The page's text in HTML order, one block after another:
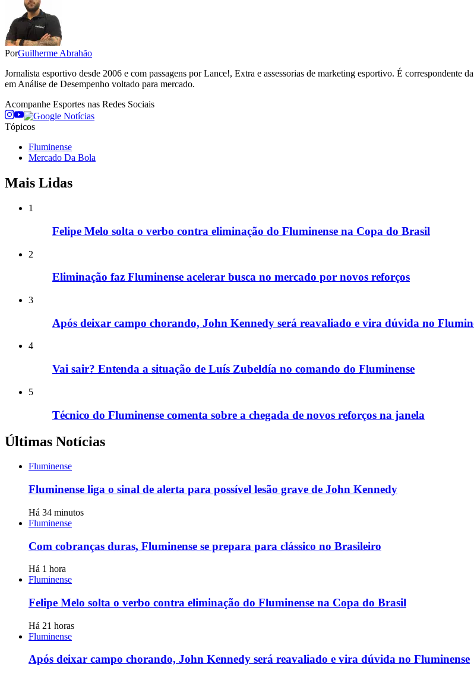
PorGuilherme Abrahão
Jornalista esportivo desde 2006 e com passagens por Lance!, Extra e assessorias de marketing esportivo. É
em Análise de Desempenho voltado para mercado.
Acompanhe Esportes nas Redes Sociais
Tópicos
Fluminense
Mercado Da Bola
Mais Lidas
1
Felipe Melo solta o verbo contra eliminação do Fluminense na Copa do Brasil
2
Eliminação faz Fluminense acelerar busca no mercado por novos reforços
3
Após deixar campo chorando, John Kennedy será reavaliado e vira dúvida no
4
Vai sair? Entenda a situação de Luís Zubeldía no comando do Fluminense
5
Técnico do Fluminense comenta sobre a chegada de novos reforços na janela
Últimas Notícias
Fluminense
Fluminense liga o sinal de alerta para possível lesão grave de John Kennedy
Há 34 minutos
Fluminense
Com cobranças duras, Fluminense se prepara para clássico no Brasileiro
Há 1 hora
Fluminense
Felipe Melo solta o verbo contra eliminação do Fluminense na Copa do Brasil
Há 21 horas
Fluminense
Após deixar campo chorando, John Kennedy será reavaliado e vira dúvida no Fluminense